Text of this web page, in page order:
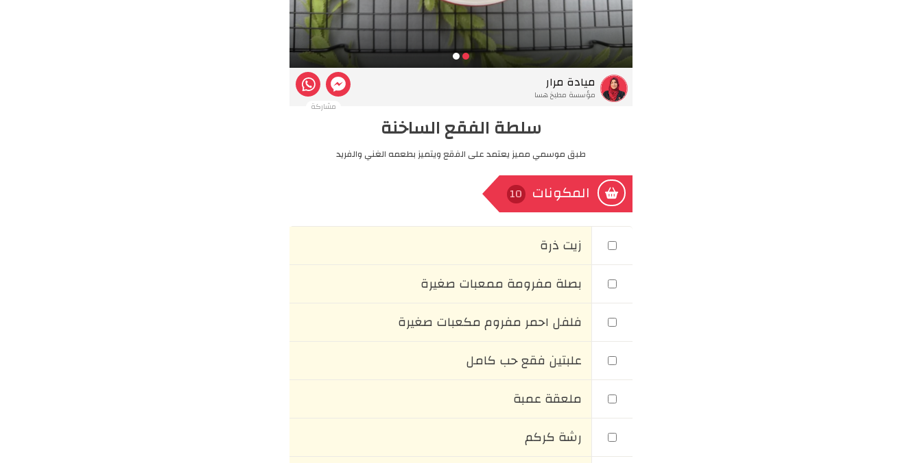
ميادة مرار
مؤسسة مطبخ هسا
مشاركة
سلطة الفقع الساخنة
طبق موسمي مميز يعتمد على الفقع ويتميز بطعمه الغني والفريد
المكونات 10
زيت ذرة
بصلة مفرومة ممعبات صغيرة
فلفل احمر مفروم مكعبات صغيرة
علبتين فقع حب كامل
ملعقة عمبة
رشة كركم